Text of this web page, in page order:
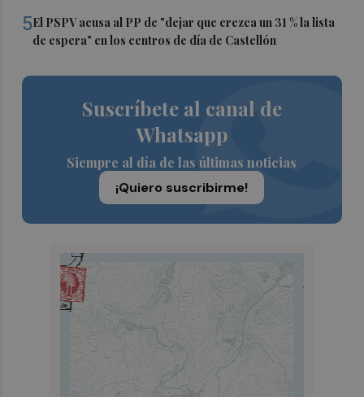
5El PSPV acusa al PP de "dejar que crezca un 31 % la lista
de espera" en los centros de día de Castellón
Suscríbete al canal de
Whatsapp
Siempre al día de las últimas noticias
¡Quiero suscribirme!